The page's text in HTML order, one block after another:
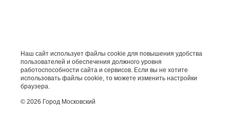
Наш сайт использует файлы cookie для повышения удобства
пользователей и обеспечения должного уровня
работоспособности сайта и сервисов. Если вы не хотите
использовать файлы cookie, то можете изменить настройки
браузера.
© 2026 Город Московский